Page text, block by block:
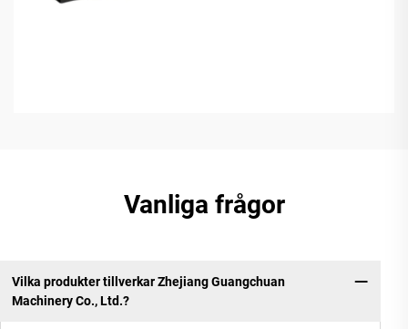
Vanliga frågor
Vilka produkter tillverkar Zhejiang Guangchuan
Machinery Co., Ltd.?